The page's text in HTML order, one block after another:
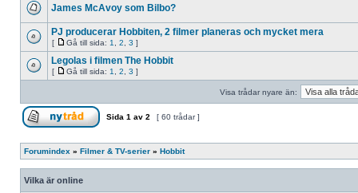
James McAvoy som Bilbo?
PJ producerar Hobbiten, 2 filmer planeras och mycket mera
[ Gå till sida: 1 2 3 ]
Legolas i filmen The Hobbit
[ Gå till sida: 1 2 3 ]
Visa trådar nyare än:
Sida 1 av 2 [ 60 trådar ]
Forumindex » Filmer & TV-serier » Hobbit
Vilka är online